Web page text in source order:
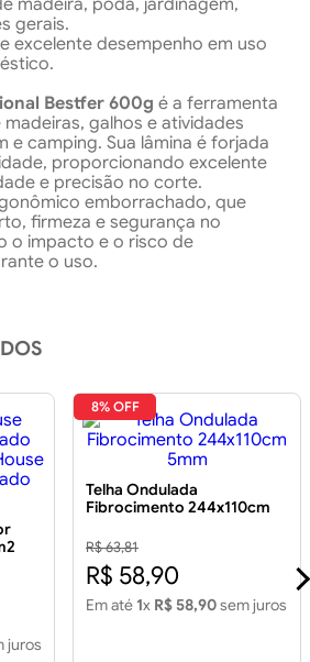
madeira, poda, jardinagem,
gerais.
excelente desempenho em uso
Bestfer 600g é a ferramenta
galhos e atividades
e camping. Sua lâmina é forjada
proporcionando excelente
e precisão no corte.
emborrachado, que
firmeza e segurança no
o impacto e o risco de
o uso.
juros
8% OFF
Telha Ondulada
Fibrocimento 244x110cm
R$ 63,81
R$ 58,90
Em até 1x R$ 58,90sem juros